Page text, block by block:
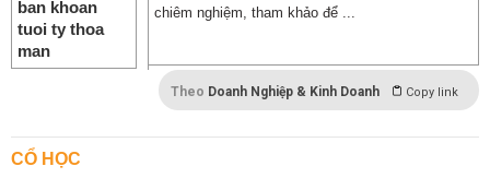
chiêm nghiệm, tham khảo để ...
Theo Doanh Nghiệp & Kinh Doanh Copy link
CỔ HỌC